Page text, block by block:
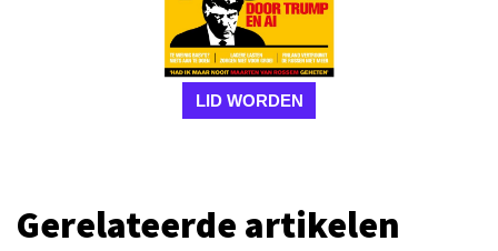
LID WORDEN
Gerelateerde artikelen